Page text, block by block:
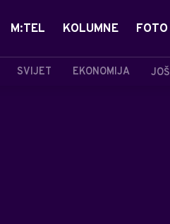
SVIJET EKONOMIJA JOŠ
M:TEL KOLUMNE FOTO